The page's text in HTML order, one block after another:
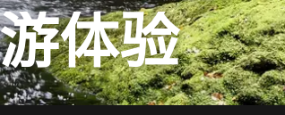
体验